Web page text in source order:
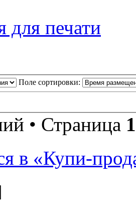
для печати
Поле сортировки:
• Страница 1
в «Купи-